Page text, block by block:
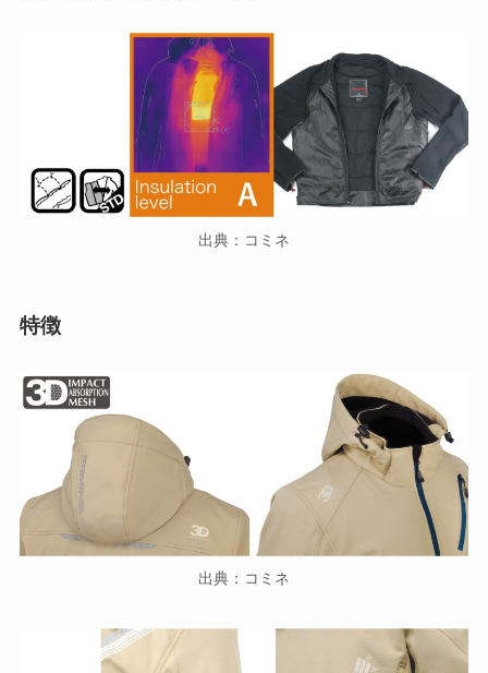
出典：コミネ
特徴
出典：コミネ